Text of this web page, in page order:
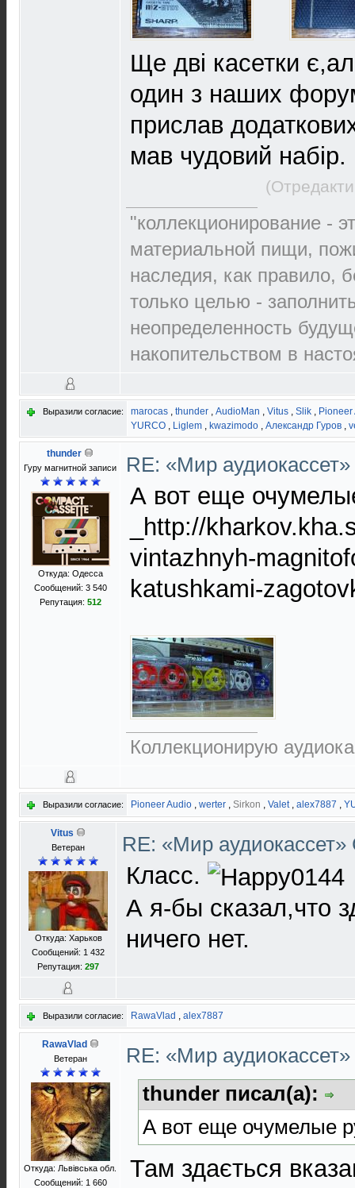
Ще дві касетки
один з наших
прислав
мав чудовий набір.
"коллекционирование -
материальной пищи,
наследия, как правило,
только целью -
неопределенность
накопительством в
Выразили согласие: marocas , thunder , AudioMan , Vitus , Slik , Pioneer
YURCO , Liglem , kwazimodo , Александр Гуров ,
thunder
Гуру магнитной записи
Откуда: Одесса
Сообщений: 3 540
Репутация: 512
RE: «Мир
А вот еще
_http://
vintazhnyh-
katushkami-
Коллекционирую
Выразили согласие: Pioneer Audio , werter , Sirkon , Valet, alex7887 ,
Vitus
Ветеран
Откуда: Харьков
Сообщений: 1 432
Репутация: 297
RE: «Мир
Класс.
А я-бы сказал,что
ничего нет.
Выразили согласие: RawaVlad , alex7887
RawaVlad
Ветеран
Откуда: Львівська обл.
Сообщений: 1 660
RE: «Мир
thunder писал(а):
А вот еще очумелые
Там здається